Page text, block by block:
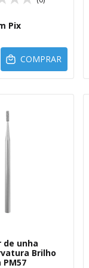
Pix
COMPRAR
de unha
Brilho